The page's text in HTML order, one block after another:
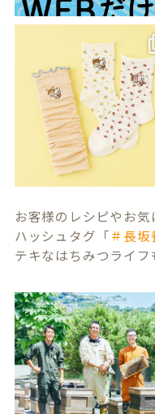
お客様のレシピやお気
ハッシュタグ「＃長坂
テキなはちみつライ